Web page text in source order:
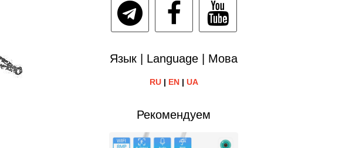
Язык | Language | Мова
RU| EN| UA
Рекомендуем